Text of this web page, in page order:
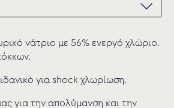
νάτριο με 56% ενεργό χλώριο.
για shock χλωρίωση.
για την απολύμανση και την